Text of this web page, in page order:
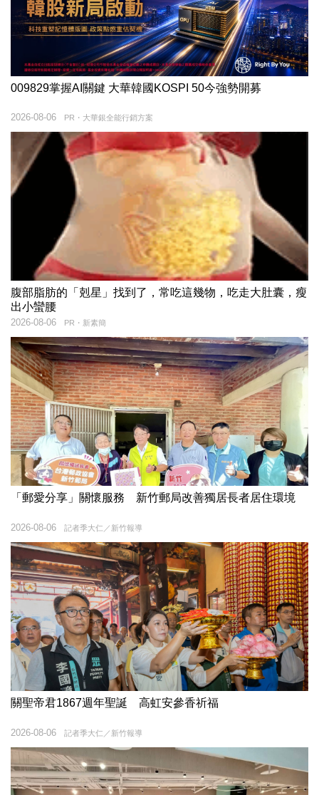
009829掌握AI關鍵 大華韓國KOSPI 50今強勢開募
PR・大華銀全能行銷方案
2026-08-06
腹部脂肪的「剋星」找到了，常吃這幾物，吃走大肚囊，瘦
出小蠻腰
PR・新素簡
2026-08-06
「郵愛分享」關懷服務 新竹郵局改善獨居長者居住環境
記者季大仁／新竹報導
2026-08-06
關聖帝君1867週年聖誕 高虹安參香祈福
記者季大仁／新竹報導
2026-08-06